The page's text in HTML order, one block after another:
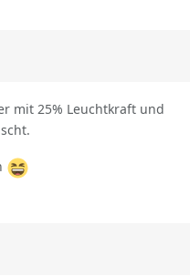
mit 25% Leuchtkraft und